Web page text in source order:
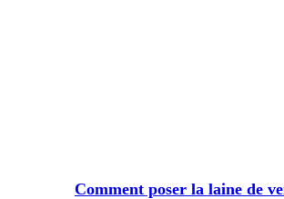
Comment poser la laine de